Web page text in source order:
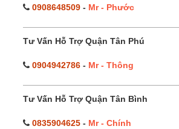
0908648509 - Mr - Phước
Tư Vấn Hỗ Trợ Quận Tân Phú
0904942786 - Mr - Thông
Tư Vấn Hỗ Trợ Quận Tân Bình
0835904625 - Mr - Chính